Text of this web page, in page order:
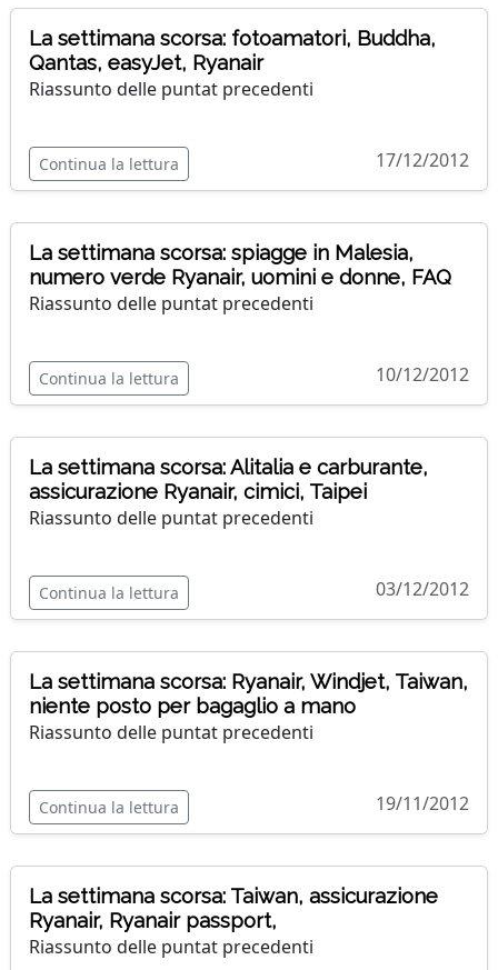
La settimana scorsa: fotoamatori, Buddha,
Qantas, easyJet, Ryanair
Riassunto delle puntat precedenti
Continua la lettura 17/12/2012
La settimana scorsa: spiagge in Malesia,
numero verde Ryanair, uomini e donne, FAQ
Riassunto delle puntat precedenti
Continua la lettura 10/12/2012
La settimana scorsa: Alitalia e carburante,
assicurazione Ryanair, cimici, Taipei
Riassunto delle puntat precedenti
Continua la lettura 03/12/2012
La settimana scorsa: Ryanair, Windjet, Taiwan,
niente posto per bagaglio a mano
Riassunto delle puntat precedenti
Continua la lettura 19/11/2012
La settimana scorsa: Taiwan, assicurazione
Ryanair, Ryanair passport,
Riassunto delle puntat precedenti